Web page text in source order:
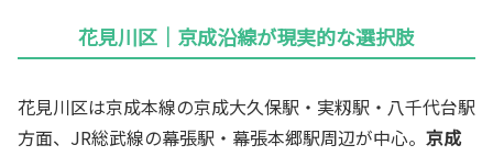
花見川区｜京成沿線が現実的な選択肢
花見川区は京成本線の京成大久保駅・実籾駅・八千代台駅
方面、JR総武線の幕張駅・幕張本郷駅周辺が中心。 京成